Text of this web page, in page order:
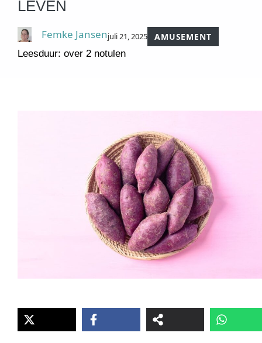
LEVEN
Femke Jansenjuli 21, 2025
AMUSEMENT
Leesduur: over 2 notulen